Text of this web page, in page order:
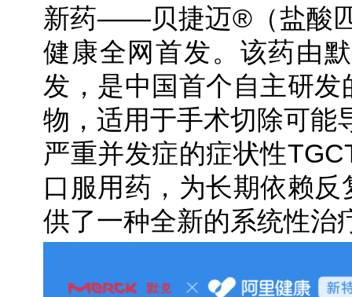
新药——贝捷迈®（盐酸
健康全网首发。该药由
发，是中国首个自主研
物，适用于手术切除可能
严重并发症的症状性
口服用药，为长期依赖
供了一种全新的系统性治